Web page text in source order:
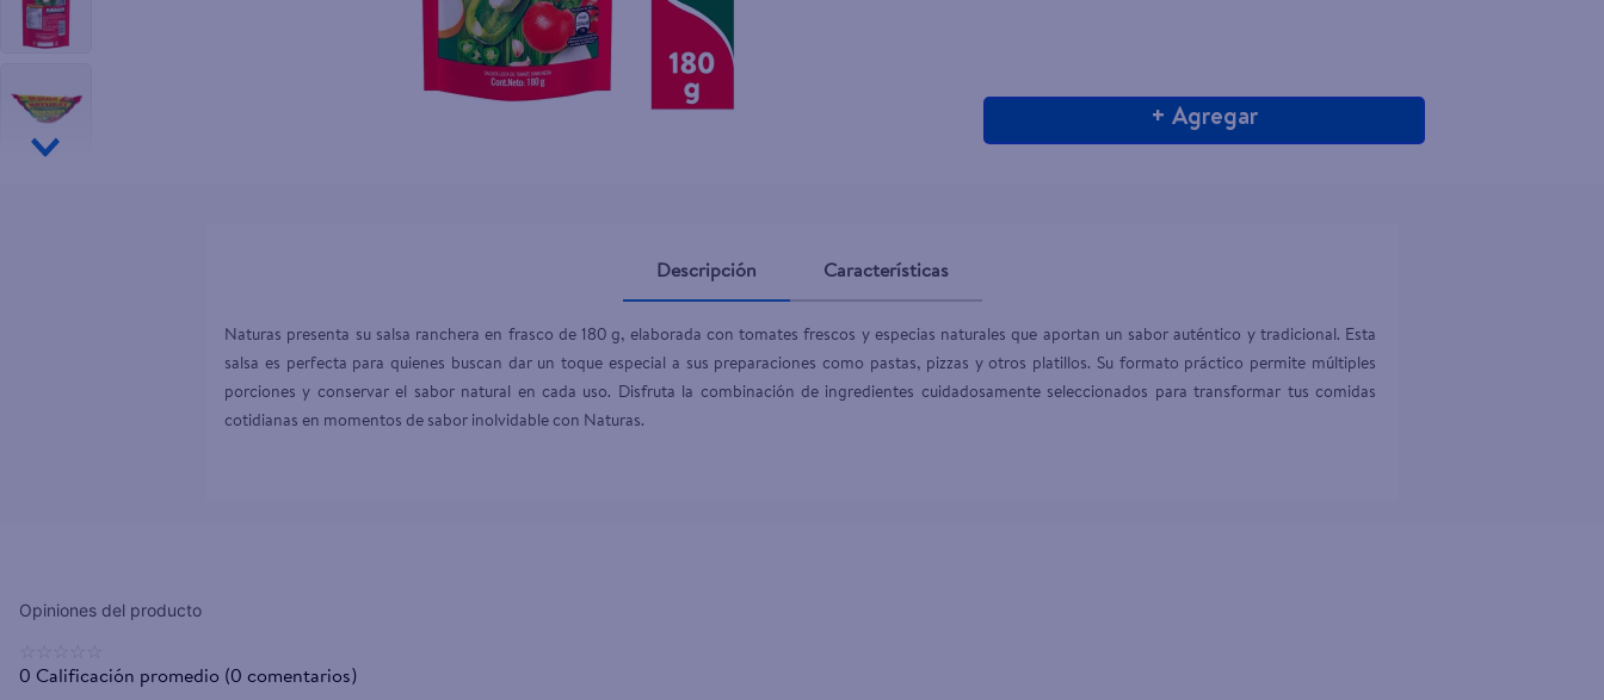
+ Agregar
Descripción Características
Naturas presenta su salsa ranchera en frasco de 180 g, elaborada con tomates frescos y especias naturales que aportan un sabor auténtico y tradicional. Esta
salsa es perfecta para quienes buscan dar un toque especial a sus preparaciones como pastas, pizzas y otros platillos. Su formato práctico permite múltiples
porciones y conservar el sabor natural en cada uso. Disfruta la combinación de ingredientes cuidadosamente seleccionados para transformar tus comidas
cotidianas en momentos de sabor inolvidable con Naturas.
0 Calificación promedio (0 comentarios)
10. pollo norteño